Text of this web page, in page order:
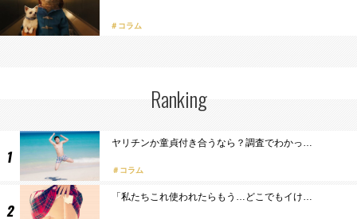
＃コラム
Ranking
ヤリチンか童貞付き合うなら？調査でわかっ…
コラム
「私たちこれ使われたらもう…どこでもイけ…